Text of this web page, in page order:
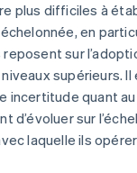
plus difficiles à
en
sur
supérieurs.
incertitude quant
d’évoluer sur
laquelle ils